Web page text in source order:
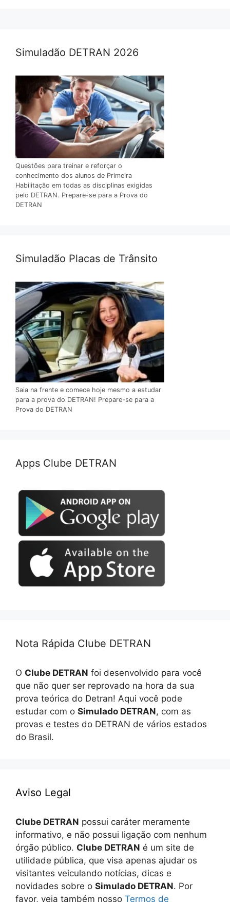
Simuladão DETRAN 2026
Questões para treinar e reforçar o
conhecimento dos alunos de Primeira
Habilitação em todas as disciplinas exigidas
pelo DETRAN. Prepare-se para a Prova do
DETRAN
Simuladão Placas de Trânsito
Saia na frente e comece hoje mesmo a estudar
para a prova do DETRAN! Prepare-se para a
Prova do DETRAN
Apps Clube DETRAN
Nota Rápida Clube DETRAN
O Clube DETRAN foi desenvolvido para você
que não quer ser reprovado na hora da sua
prova teórica do Detran! Aqui você pode
estudar com o Simulado DETRAN, com as
provas e testes do DETRAN de vários estados
do Brasil.
Aviso Legal
Clube DETRAN possui caráter meramente
informativo, e não possui ligação com nenhum
órgão público. Clube DETRAN é um site de
utilidade pública, que visa apenas ajudar os
visitantes veiculando notícias, dicas e
novidades sobre o Simulado DETRAN. Por
favor, veja também nosso Termos de